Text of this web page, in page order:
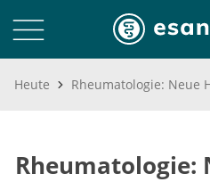
Heute Rheumatologie: Neue
Rheumatologie: